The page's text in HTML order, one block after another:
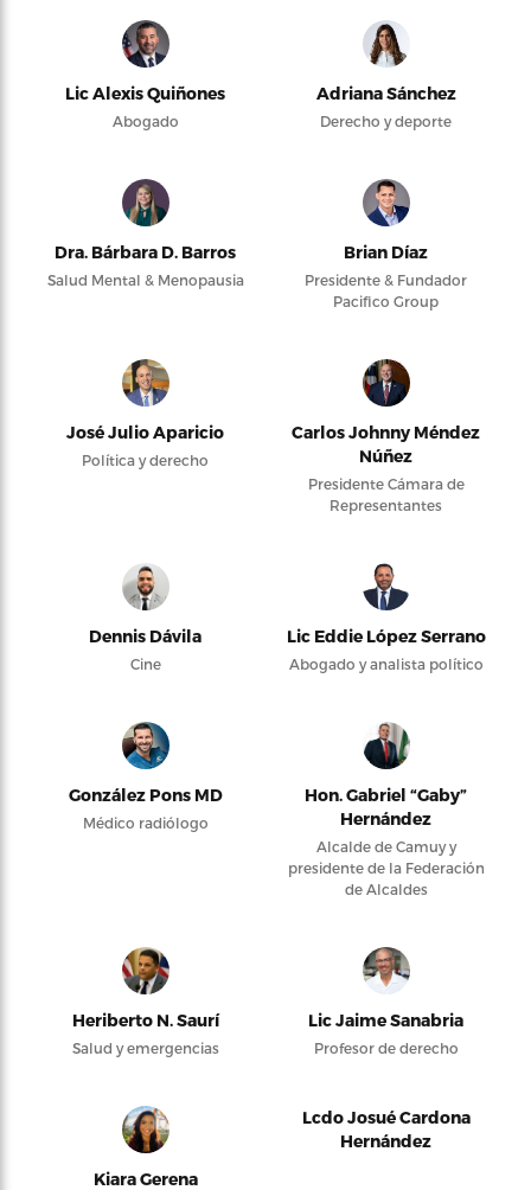
Lic Alexis Quiñones
Abogado
Adriana Sánchez
Derecho y deporte
Dra. Bárbara D. Barros
Salud Mental & Menopausia
Brian Díaz
Presidente & Fundador
Pacifico Group
José Julio Aparicio
Política y derecho
Carlos Johnny Méndez
Núñez
Presidente Cámara de
Representantes
Dennis Dávila
Cine
Lic Eddie López Serrano
Abogado y analista político
González Pons MD
Médico radiólogo
Hon. Gabriel “Gaby”
Hernández
Alcalde de Camuy y
presidente de la Federación
de Alcaldes
Heriberto N. Saurí
Salud y emergencias
Lic Jaime Sanabria
Profesor de derecho
Kiara Gerena
Lcdo Josué Cardona
Hernández